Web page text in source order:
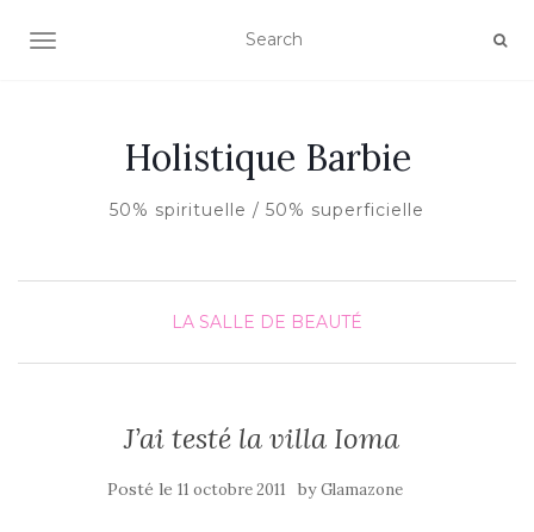
AFFICHER/MASQUER LA NAVIGATION
Holistique Barbie
50% spirituelle / 50% superficielle
LA SALLE DE BEAUTÉ
J’ai testé la villa Ioma
Posté le 11 octobre 2011 byGlamazone